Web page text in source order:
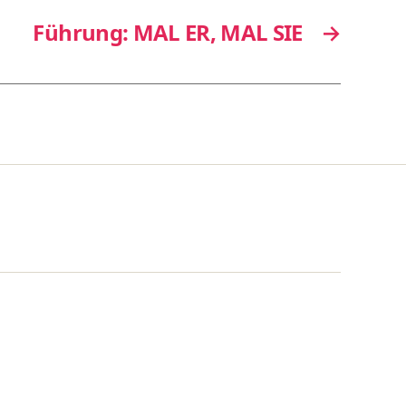
→
Führung: MAL ER, MAL SIE